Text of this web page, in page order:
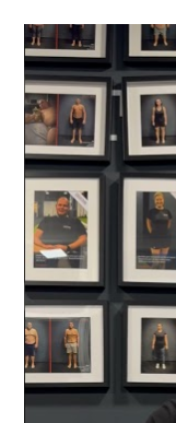
Video
přehrávač